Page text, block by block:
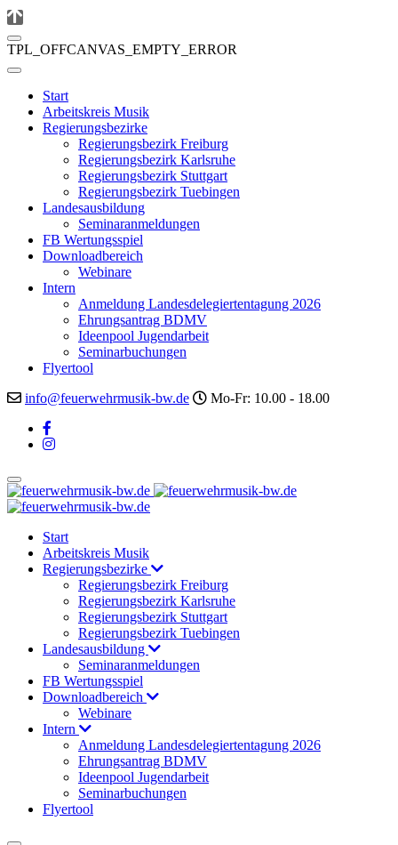
TPL_OFFCANVAS_EMPTY_ERROR
Start
Arbeitskreis Musik
Regierungsbezirke
Regierungsbezirk Freiburg
Regierungsbezirk Karlsruhe
Regierungsbezirk Stuttgart
Regierungsbezirk Tuebingen
Landesausbildung
Seminaranmeldungen
FB Wertungsspiel
Downloadbereich
Webinare
Intern
Anmeldung Landesdelegiertentagung 2026
Ehrungsantrag BDMV
Ideenpool Jugendarbeit
Seminarbuchungen
Flyertool
info@feuerwehrmusik-bw.de
Mo-Fr: 10.00 - 18.00
Start
Arbeitskreis Musik
Regierungsbezirke
Regierungsbezirk Freiburg
Regierungsbezirk Karlsruhe
Regierungsbezirk Stuttgart
Regierungsbezirk Tuebingen
Landesausbildung
Seminaranmeldungen
FB Wertungsspiel
Downloadbereich
Webinare
Intern
Anmeldung Landesdelegiertentagung 2026
Ehrungsantrag BDMV
Ideenpool Jugendarbeit
Seminarbuchungen
Flyertool